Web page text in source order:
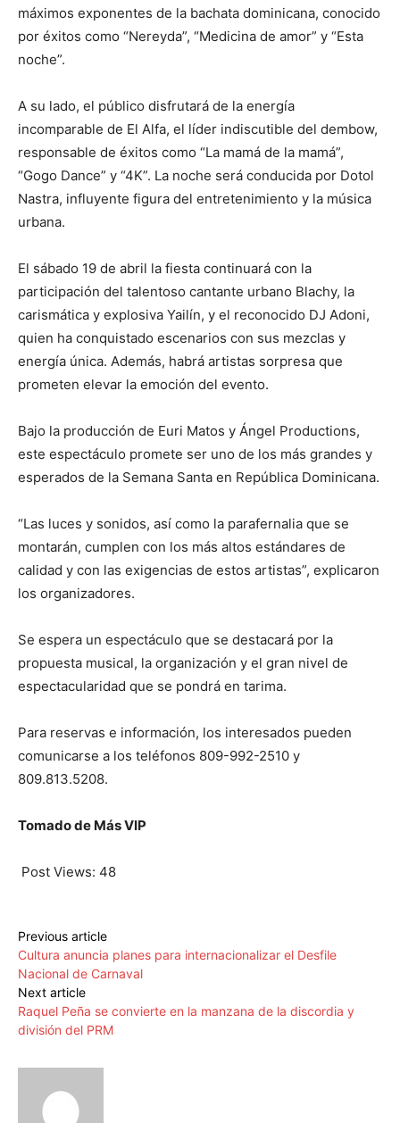
máximos exponentes de la bachata dominicana, conocido
por éxitos como “Nereyda”, “Medicina de amor” y “Esta
noche”.
A su lado, el público disfrutará de la energía
incomparable de El Alfa, el líder indiscutible del dembow,
responsable de éxitos como “La mamá de la mamá”,
“Gogo Dance” y “4K”. La noche será conducida por Dotol
Nastra, influyente figura del entretenimiento y la música
urbana.
El sábado 19 de abril la fiesta continuará con la
participación del talentoso cantante urbano Blachy, la
carismática y explosiva Yailín, y el reconocido DJ Adoni,
quien ha conquistado escenarios con sus mezclas y
energía única. Además, habrá artistas sorpresa que
prometen elevar la emoción del evento.
Bajo la producción de Euri Matos y Ángel Productions,
este espectáculo promete ser uno de los más grandes y
esperados de la Semana Santa en República Dominicana.
“Las luces y sonidos, así como la parafernalia que se
montarán, cumplen con los más altos estándares de
calidad y con las exigencias de estos artistas”, explicaron
los organizadores.
Se espera un espectáculo que se destacará por la
propuesta musical, la organización y el gran nivel de
espectacularidad que se pondrá en tarima.
Para reservas e información, los interesados pueden
comunicarse a los teléfonos 809-992-2510 y
809.813.5208.
Tomado de Más VIP
Post Views: 48
Previous article
Cultura anuncia planes para internacionalizar el Desfile
Nacional de Carnaval
Next article
Raquel Peña se convierte en la manzana de la discordia y
división del PRM